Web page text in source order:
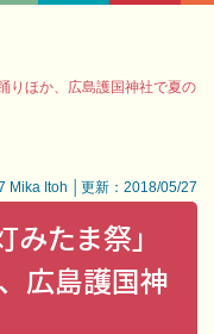
りほか、広島護国神社で夏の
Mika Itoh │更新：2018/05/27
たま祭」
広島護国神